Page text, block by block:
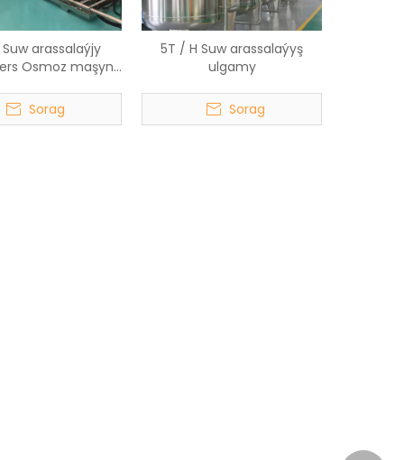
arassalaýjy
Osmoz maşyn
Sorag
5T / H Suw arassalaýyş
ulgamy
Sorag